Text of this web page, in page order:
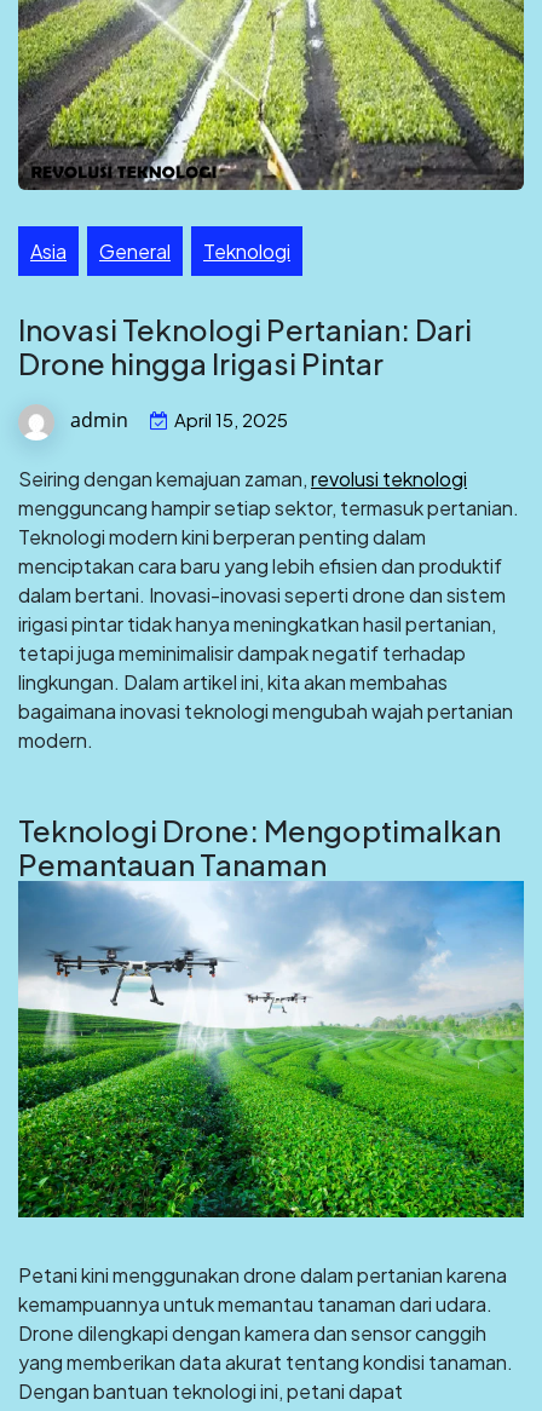
Asia General Teknologi
Inovasi Teknologi Pertanian: Dari
Drone hingga Irigasi Pintar
admin April 15, 2025
Seiring dengan kemajuan zaman,revolusi teknologi
mengguncang hampir setiap sektor, termasuk pertanian.
Teknologi modern kini berperan penting dalam
menciptakan cara baru yang lebih efisien dan produktif
dalam bertani. Inovasi-inovasi seperti drone dan sistem
irigasi pintar tidak hanya meningkatkan hasil pertanian,
tetapi juga meminimalisir dampak negatif terhadap
lingkungan. Dalam artikel ini, kita akan membahas
bagaimana inovasi teknologi mengubah wajah pertanian
modern.
Teknologi Drone: Mengoptimalkan
Pemantauan Tanaman
Petani kini menggunakan drone dalam pertanian karena
kemampuannya untuk memantau tanaman dari udara.
Drone dilengkapi dengan kamera dan sensor canggih
yang memberikan data akurat tentang kondisi tanaman.
Dengan bantuan teknologi ini, petani dapat